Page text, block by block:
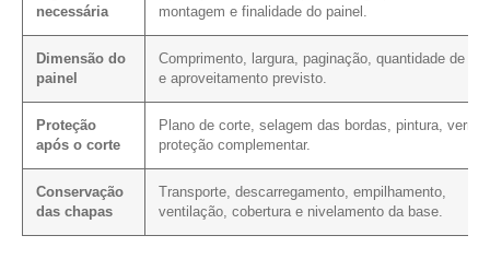
necessária
montagem e finalidade do painel.
Dimensão do
painel
Comprimento, largura, paginação, quantidade de
e aproveitamento previsto.
Proteção
após o corte
Plano de corte, selagem das bordas, pintura, verniz
proteção complementar.
Conservação
das chapas
Transporte, descarregamento, empilhamento,
ventilação, cobertura e nivelamento da base.